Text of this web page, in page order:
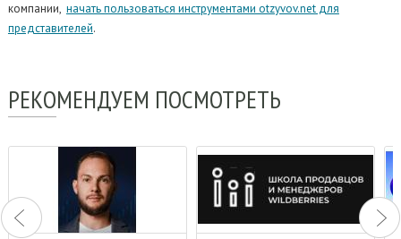
компании, начать пользоваться инструментами otzyvov.net для
представителей.
РЕКОМЕНДУЕМ ПОСМОТРЕТЬ